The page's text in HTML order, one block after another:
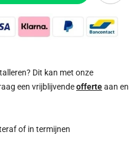
Dit kan met onze
een vrijblijvendeofferteaan en
of in termijnen